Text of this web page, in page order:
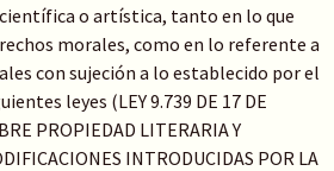
o artística, tanto en lo que
morales, como en lo referente a
con sujeción a lo establecido por el
leyes (LEY 9.739 DE 17 DE
PROPIEDAD LITERARIA Y
INTRODUCIDAS POR LA